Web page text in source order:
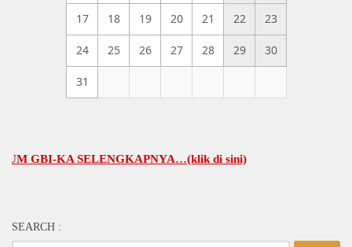
17 18 19 20 21 22 23
24 25 26 27 28 29 30
31
KA SELENGKAPNYA…(klik di sini)
SEARCH :